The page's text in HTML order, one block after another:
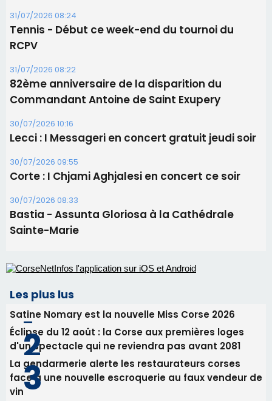
31/07/2026 08:24
Tennis - Début ce week-end du tournoi du
RCPV
31/07/2026 08:22
82ème anniversaire de la disparition du
Commandant Antoine de Saint Exupery
30/07/2026 10:16
Lecci : I Messageri en concert gratuit jeudi soir
30/07/2026 09:55
Corte : I Chjami Aghjalesi en concert ce soir
30/07/2026 08:33
Bastia - Assunta Gloriosa à la Cathédrale
Sainte-Marie
Les plus lus
Satine Nomary est la nouvelle Miss Corse 2026
Éclipse du 12 août : la Corse aux premières loges
d'un spectacle qui ne reviendra pas avant 2081
La gendarmerie alerte les restaurateurs corses
face à une nouvelle escroquerie au faux vendeur de
vin